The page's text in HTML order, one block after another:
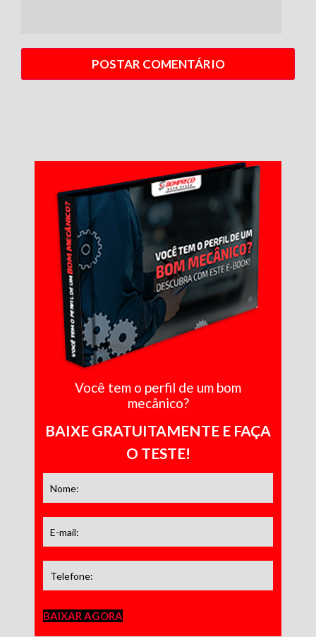
Você tem o perfil de um bom
mecânico?
BAIXE GRATUITAMENTE E FAÇA
O TESTE!
BAIXAR AGORA